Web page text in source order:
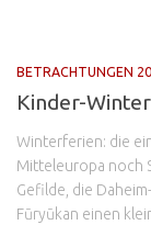
BETRACHTUNGEN
Kinder-
Winterferien: die
Mitteleuropa noch
Gefilde, die
Fūryūkan einen